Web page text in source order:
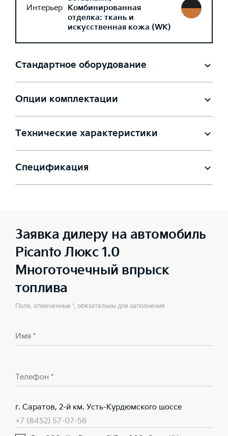
Интерьер Комбинированная
отделка: ткань и
искусственная кожа (WK)
Стандартное оборудование
Опции комплектации
Технические характеристики
Спецификация
Заявка дилеру на автомобиль
Picanto Люкс 1.0
Многоточечный впрыск
топлива
Поля, отмеченные *, обязательны для заполнения
Имя *
Телефон *
г. Саратов, 2-й км. Усть-Курдюмского шоссе
+7 (8452) 57-07-56